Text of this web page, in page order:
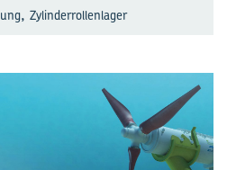
, Zylinderrollenlager